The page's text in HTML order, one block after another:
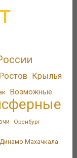
Ростов
Крылья
Возможные
Оренбург
Динамо Махачкала